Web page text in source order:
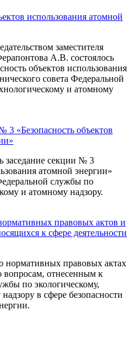
использования атомной
заместителя
А.В. состоялось
объектов использования
совета Федеральной
и атомному
3 «Безопасность объектов
заседание секции № 3
атомной энергии»
службы по
и атомному надзору.
правовых актов и
к сфере деятельности
нормативных правовых актах
отнесенным к
по экологическому,
в сфере безопасности